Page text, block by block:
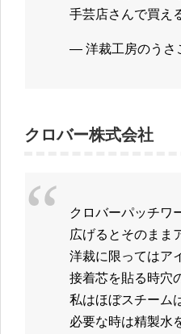
手芸店さんで買え
— 洋裁工房のうさ
クロバー株式会社
クロバーパッチワ
広げるとそのまま
洋裁に限ってはア
接着芯を貼る時穴
私はほぼスチーム
必要な時は精製水